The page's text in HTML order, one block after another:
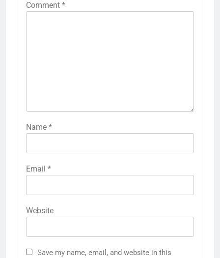
Comment *
Name *
Email *
Website
Save my name, email, and website in this